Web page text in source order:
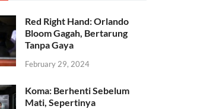
Red Right Hand: Orlando
Bloom Gagah, Bertarung
Tanpa Gaya
February 29, 2024
Koma: Berhenti Sebelum
Mati, Sepertinya